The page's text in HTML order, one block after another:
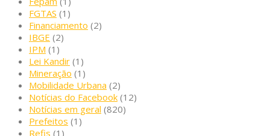
FGTAS (1)
Financiamento (2)
IBGE (2)
IPM (1)
Lei Kandir (1)
Mineração (1)
Mobilidade Urbana (2)
Notícias do Facebook (12)
Notícias em geral (820)
Prefeitos (1)
Refis (1)